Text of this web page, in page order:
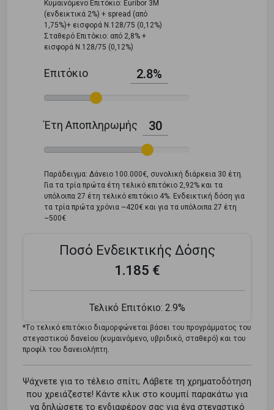
Κυμαινόμενο Επιτόκιο: Euribor 3M
(ενδεικτικά 2%) + spread (από
1,75%)+ εισφορά Ν.128/75 (0,12%)
Σταθερό Επιτόκιο: από 2,8% +
εισφορά Ν.128/75 (0,12%)
Επιτόκιο 2.8%
Έτη Αποπληρωμής 30
Παράδειγμα: Δάνειο 100.000€, συνολική διάρκεια 30 έτη.
Για τα τρία πρώτα έτη τελικό επιτόκιο 2,92% και τα
υπόλοιπα 27 έτη τελικό επιτόκιο 4%. Ενδεικτική δόση για
τα τρία πρώτα χρόνια ~420€ και για τα υπόλοιπα 27 έτη
~500€
Ποσό Ενδεικτικής Δόσης
1.185 €
Τελικό Επιτόκιο: 2.9%
*Tο τελικό επιτόκιο διαμορφώνεται βάσει του προγράμματος του
στεγαστικού δανείου (κυμαινόμενο, υβριδικό, σταθερό) και του
προφίλ του δανειολήπτη.
Ψάχνετε για το τέλειο σπίτι; Λάβετε τη χρηματοδότηση
που χρειάζεστε! Κάντε κλικ στο κουμπί παρακάτω για
να δηλώσετε το ενδιαφέρον σας για ένα στεγαστικό